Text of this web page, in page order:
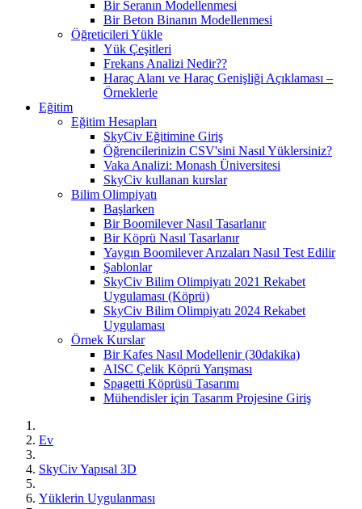
Bir Seranın Modellenmesi
Bir Beton Binanın Modellenmesi
Öğreticileri Yükle
Yük Çeşitleri
Frekans Analizi Nedir??
Haraç Alanı ve Haraç Genişliği Açıklaması –
Örneklerle
Eğitim
Eğitim Hesapları
SkyCiv Eğitimine Giriş
Öğrencilerinizin CSV'sini Nasıl Yüklersiniz?
Vaka Analizi: Monash Üniversitesi
SkyCiv kullanan kurslar
Bilim Olimpiyatı
Başlarken
Bir Boomilever Nasıl Tasarlanır
Bir Köprü Nasıl Tasarlanır
Yaygın Boomilever Arızaları Nasıl Test Edilir
Şablonlar
SkyCiv Bilim Olimpiyatı 2021 Rekabet
Uygulaması (Köprü)
SkyCiv Bilim Olimpiyatı 2024 Rekabet
Uygulaması
Örnek Kurslar
Bir Kafes Nasıl Modellenir (30dakika)
AISC Çelik Köprü Yarışması
Spagetti Köprüsü Tasarımı
Mühendisler için Tasarım Projesine Giriş
Ev
SkyCiv Yapısal 3D
Yüklerin Uygulanması